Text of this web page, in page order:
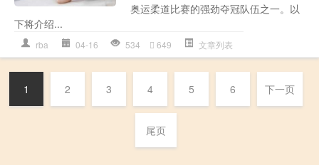
奥运柔道比赛的强劲夺冠队伍之一。以
下将介绍...
rba 04-16 534 649 文章列表
1 2 3 4 5 6 下一页
尾页